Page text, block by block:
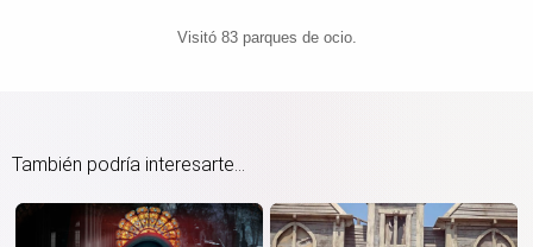
Visitó 83 parques de ocio.
También podría interesarte...